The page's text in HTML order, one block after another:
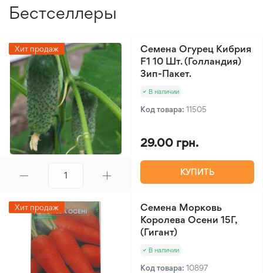
огородах. Он обеспечивает регулярный урожай
крупных сладких бобов и гарантирует первые
делает его надежным выбором для любого
садовода.
Бестселлеры
Хит продаж
Семена Огурец Кибрия
F1 10 Шт. (Голландия)
Зип-Пакет.
В наличии
Код товара: 11505
29.00 грн.
КУПИТЬ
Хит продаж
Семена Морковь
Королева Осени 15Г,
(Гигант)
В наличии
Код товара: 10897